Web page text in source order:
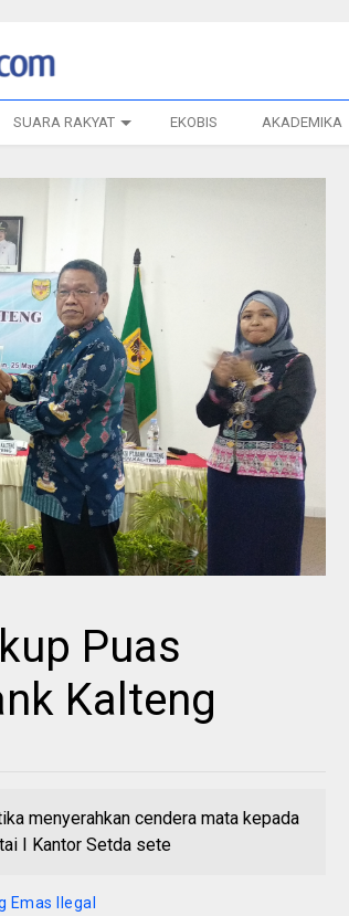
SUARA RAKYAT EKOBIS AKADEMIKA
Puas
Kalteng
menyerahkan cendera mata kepada
I Kantor Setda sete
Emas Ilegal